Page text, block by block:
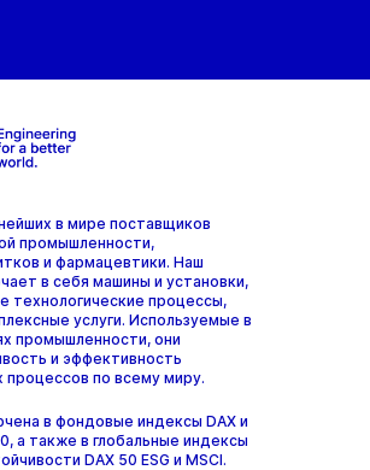
в мире поставщиков
промышленности,
и фармацевтики. Наш
в себя машины и установки,
технологические процессы,
услуги. Используемые в
промышленности, они
и эффективность
процессов по всему миру.
в фондовые индексы DAX и
а также в глобальные индексы
DAX 50 ESG и MSCI.